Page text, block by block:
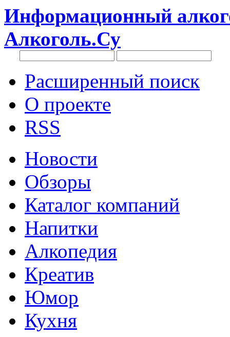
Информационный
Алкоголь.Су
Расширенный поиск
О проекте
RSS
Новости
Обзоры
Каталог компаний
Напитки
Алкопедия
Креатив
Юмор
Кухня